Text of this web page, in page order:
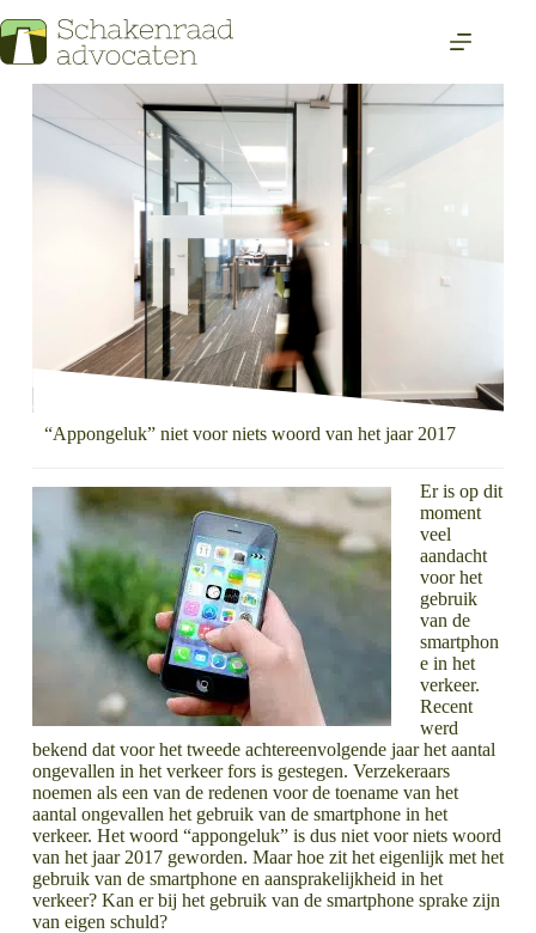
“Appongeluk” niet voor niets woord van het jaar 2017
Er is op dit
moment
veel
aandacht
voor het
gebruik
van de
smartphon
e in het
verkeer.
Recent
werd
bekend dat voor het tweede achtereenvolgende jaar het aantal
ongevallen in het verkeer fors is gestegen. Verzekeraars
noemen als een van de redenen voor de toename van het
aantal ongevallen het gebruik van de smartphone in het
verkeer. Het woord “appongeluk” is dus niet voor niets woord
van het jaar 2017 geworden. Maar hoe zit het eigenlijk met het
gebruik van de smartphone en aansprakelijkheid in het
verkeer? Kan er bij het gebruik van de smartphone sprake zijn
van eigen schuld?